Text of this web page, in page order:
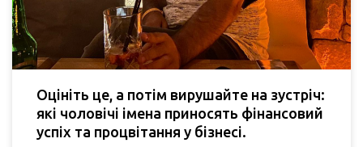
Оцініть це, а потім вирушайте на зустріч:
які чоловічі імена приносять фінансовий
успіх та процвітання у бізнесі.